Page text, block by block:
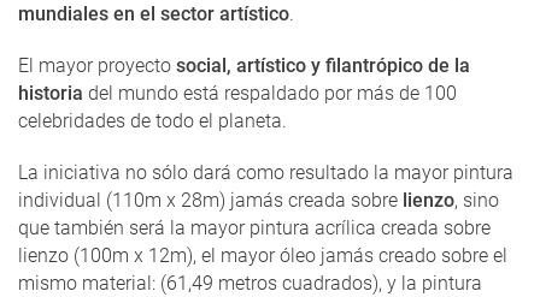
mundiales en el sector artístico.
El mayor proyecto social, artístico y filantrópico de la
historia del mundo está respaldado por más de 100
celebridades de todo el planeta.
La iniciativa no sólo dará como resultado la mayor pintura
individual (110m x 28m) jamás creada sobre lienzo, sino
que también será la mayor pintura acrílica creada sobre
lienzo (100m x 12m), el mayor óleo jamás creado sobre el
mismo material: (61,49 metros cuadrados), y la pintura